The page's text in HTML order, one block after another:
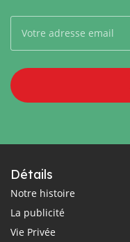
Détails
Notre histoire
La publicité
Vie Privée